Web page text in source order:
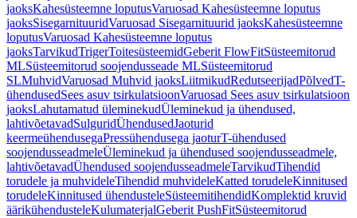
jaoksKahesüsteemne loputusVaruosad Kahesüsteemne loputus
jaoksSisegarnituuridVaruosad Sisegarnituurid jaoksKahesüsteemne
loputusVaruosad Kahesüsteemne loputus
jaoksTarvikudTrigerToitesüsteemidGeberit FlowFitSüsteemitorud
MLSüsteemitorud soojendusseade MLSüsteemitorud
SLMuhvidVaruosad Muhvid jaoksLiitmikudRedutseerijadPõlvedT-
ühendusedSees asuv tsirkulatsioonVaruosad Sees asuv tsirkulatsioon
jaoksLahutamatud üleminekudÜleminekud ja ühendused,
lahtivõetavadSulguridÜhendusedJaoturid
keermeühendusegaPressühendusega jaoturT-ühendused
soojendusseadmeleÜleminekud ja ühendused soojendusseadmele,
lahtivõetavadÜhendused soojendusseadmeleTarvikudTihendid
torudele ja muhvideleTihendid muhvideleKatted torudeleKinnitused
torudeleKinnitused ühendusteleSüsteemitihendidKomplektid kruvid
äärikühendusteleKulumaterjalGeberit PushFitSüsteemitorud